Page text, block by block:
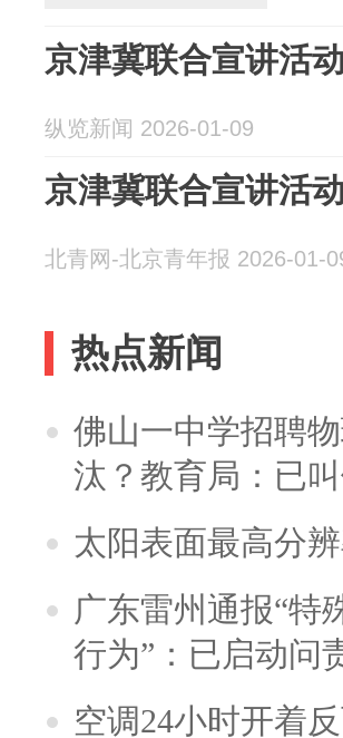
京津冀联合宣讲活
纵览新闻 2026-01-09
京津冀联合宣讲活
北青网-北京青年报 2026-01-
热点新闻
佛山一中学招聘
汰？教育局：已
太阳表面最高分
广东雷州通报“特
行为”：已启动问
空调24小时开着